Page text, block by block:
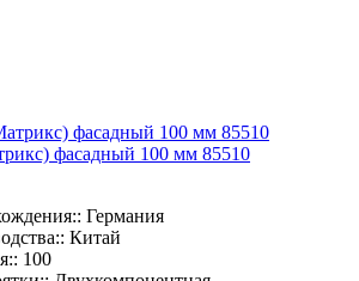
фасадный 100 мм 85510
Германия
Китай
100